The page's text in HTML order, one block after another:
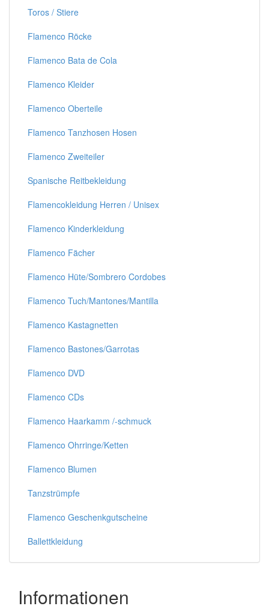
Toros / Stiere
Flamenco Röcke
Flamenco Bata de Cola
Flamenco Kleider
Flamenco Oberteile
Flamenco Tanzhosen Hosen
Flamenco Zweiteiler
Spanische Reitbekleidung
Flamencokleidung Herren / Unisex
Flamenco Kinderkleidung
Flamenco Fächer
Flamenco Hüte/Sombrero Cordobes
Flamenco Tuch/Mantones/Mantilla
Flamenco Kastagnetten
Flamenco Bastones/Garrotas
Flamenco DVD
Flamenco CDs
Flamenco Haarkamm /-schmuck
Flamenco Ohrringe/Ketten
Flamenco Blumen
Tanzstrümpfe
Flamenco Geschenkgutscheine
Ballettkleidung
Informationen